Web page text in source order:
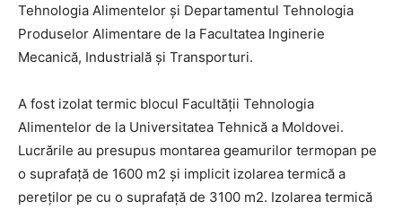
Tehnologia Alimentelor și Departamentul Tehnologia
Produselor Alimentare de la Facultatea Inginerie
Mecanică, Industrială și Transporturi.
A fost izolat termic blocul Facultății Tehnologia
Alimentelor de la Universitatea Tehnică a Moldovei.
Lucrările au presupus montarea geamurilor termopan pe
o suprafață de 1600 m2 și implicit izolarea termică a
pereților pe cu o suprafață de 3100 m2. Izolarea termică